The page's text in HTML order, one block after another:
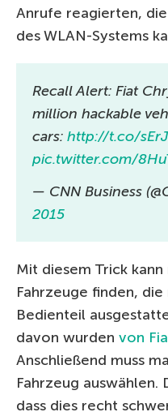
Anrufe reagierten,
des WLAN-Systems
Recall Alert: Fiat
million hackable
cars: http://t.co/
pic.twitter.com/
— CNN Business
2015
Mit diesem Trick
Fahrzeuge finden,
Bedienteil
davon wurden von
Anschließend muss
Fahrzeug auswählen.
dass dies recht